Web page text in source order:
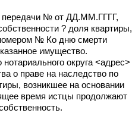
передачи № от ДД.ММ.ГГГГ,
? доля квартиры,
№ Ко дню смерти
имущество.
округа <адрес>
о праве на наследство по
возникшее на основании
время истцы продолжают